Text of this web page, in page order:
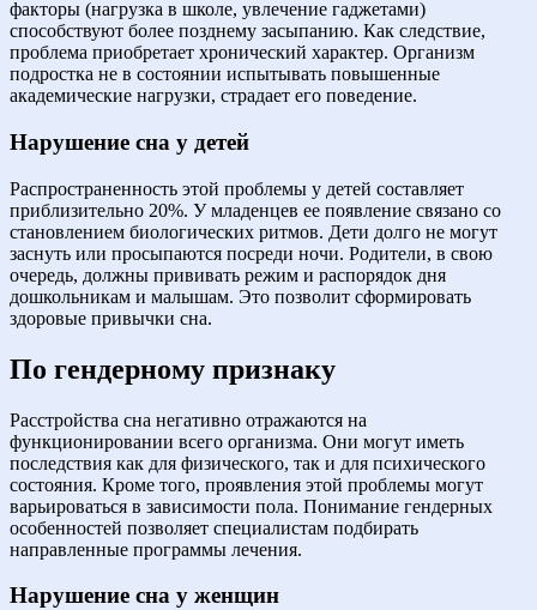
факторы (нагрузка в школе, увлечение гаджетами)
способствуют более позднему засыпанию. Как следствие,
проблема приобретает хронический характер. Организм
подростка не в состоянии испытывать повышенные
академические нагрузки, страдает его поведение.
Нарушение сна у детей
Распространенность этой проблемы у детей составляет
приблизительно 20%. У младенцев ее появление связано со
становлением биологических ритмов. Дети долго не могут
заснуть или просыпаются посреди ночи. Родители, в свою
очередь, должны прививать режим и распорядок дня
дошкольникам и малышам. Это позволит сформировать
здоровые привычки сна.
По гендерному признаку
Расстройства сна негативно отражаются на
функционировании всего организма. Они могут иметь
последствия как для физического, так и для психического
состояния. Кроме того, проявления этой проблемы могут
варьироваться в зависимости пола. Понимание гендерных
особенностей позволяет специалистам подбирать
направленные программы лечения.
Нарушение сна у женщин